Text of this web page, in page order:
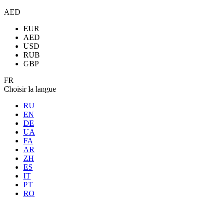
AED
EUR
AED
USD
RUB
GBP
FR
Choisir la langue
RU
EN
DE
UA
FA
AR
ZH
ES
IT
PT
RO